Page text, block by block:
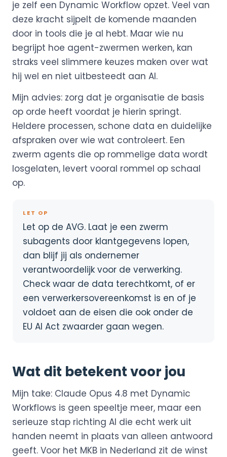
je zelf een Dynamic Workflow opzet. Veel van
deze kracht sijpelt de komende maanden
door in tools die je al hebt. Maar wie nu
begrijpt hoe agent-zwermen werken, kan
straks veel slimmere keuzes maken over wat
hij wel en niet uitbesteedt aan AI.
Mijn advies: zorg dat je organisatie de basis
op orde heeft voordat je hierin springt.
Heldere processen, schone data en duidelijke
afspraken over wie wat controleert. Een
zwerm agents die op rommelige data wordt
losgelaten, levert vooral rommel op schaal
op.
LET OP
Let op de AVG. Laat je een zwerm
subagents door klantgegevens lopen,
dan blijf jij als ondernemer
verantwoordelijk voor de verwerking.
Check waar de data terechtkomt, of er
een verwerkersovereenkomst is en of je
voldoet aan de eisen die ook onder de
EU AI Act zwaarder gaan wegen.
Wat dit betekent voor jou
Mijn take: Claude Opus 4.8 met Dynamic
Workflows is geen speeltje meer, maar een
serieuze stap richting AI die echt werk uit
handen neemt in plaats van alleen antwoord
geeft. Voor het MKB in Nederland zit de winst